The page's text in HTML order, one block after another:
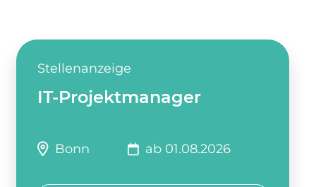
Stellenanzeige
IT-Projektmanager
Bonn ab 01.08.2026